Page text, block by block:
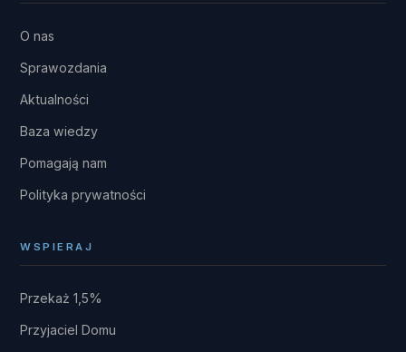
O nas
Sprawozdania
Aktualności
Baza wiedzy
Pomagają nam
Polityka prywatności
WSPIERAJ
Przekaż 1,5%
Przyjaciel Domu